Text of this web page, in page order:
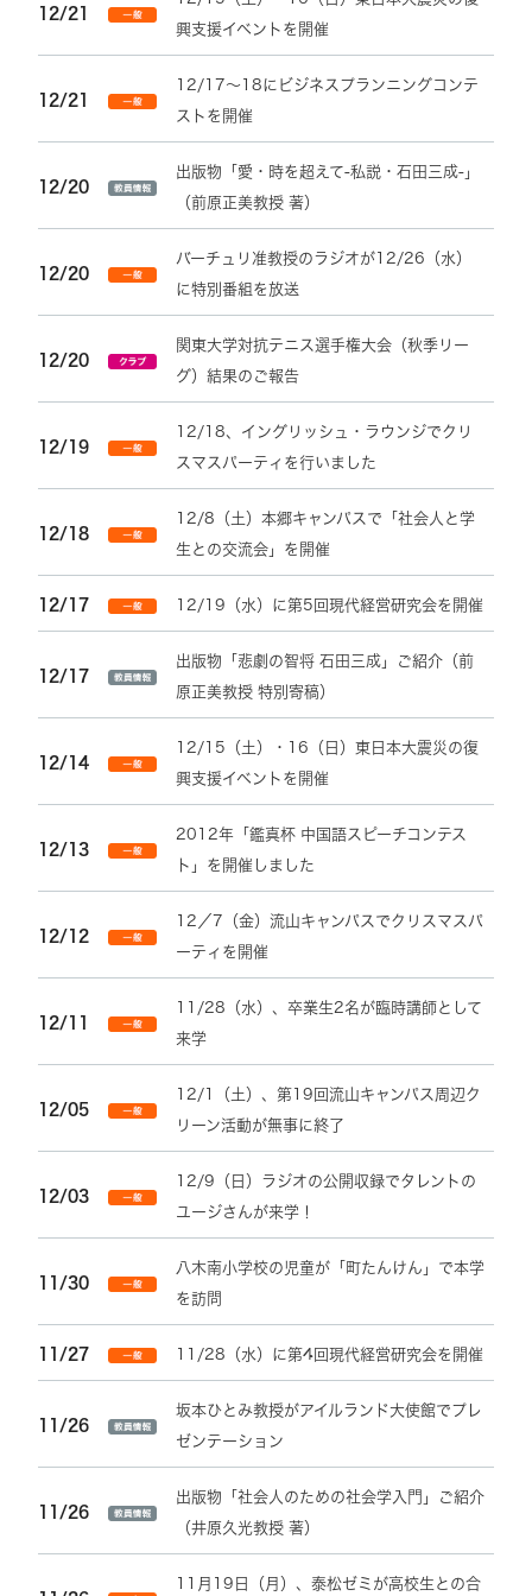
12/21
興支援イベントを開催
12/21
12/17～18にビジネスプランニングコンテ
ストを開催
12/20
出版物「愛・時を超えて‐私説・石田三成‐」
（前原正美教授 著）
12/20
バーチュリ准教授のラジオが12/26（水）
に特別番組を放送
12/20
関東大学対抗テニス選手権大会（秋季リー
グ）結果のご報告
12/19
12/18、イングリッシュ・ラウンジでクリ
スマスパーティを行いました
12/18
12/8（土）本郷キャンパスで「社会人と学
生との交流会」を開催
12/17 12/19（水）に第5回現代経営研究会を開催
12/17
出版物「悲劇の智将 石田三成」ご紹介（前
原正美教授 特別寄稿）
12/14
12/15（土）・16（日）東日本大震災の復
興支援イベントを開催
12/13
2012年「鑑真杯 中国語スピーチコンテス
ト」を開催しました
12/12
12／7（金）流山キャンパスでクリスマスパ
ーティを開催
12/11
11/28（水）、卒業生2名が臨時講師として
来学
12/05
12/1（土）、第19回流山キャンパス周辺ク
リーン活動が無事に終了
12/03
12/9（日）ラジオの公開収録でタレントの
ユージさんが来学！
11/30
八木南小学校の児童が「町たんけん」で本学
を訪問
11/27 11/28（水）に第4回現代経営研究会を開催
11/26
坂本ひとみ教授がアイルランド大使館でプレ
ゼンテーション
11/26
出版物「社会人のための社会学入門」ご紹介
（井原久光教授 著）
11月19日（月）、泰松ゼミが高校生との合